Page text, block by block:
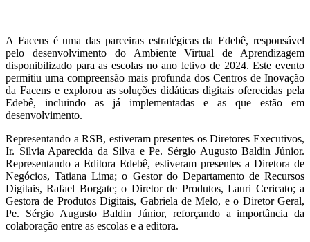
A Facens é uma das parceiras estratégicas da Edebê, responsável
pelo desenvolvimento do Ambiente Virtual de Aprendizagem
disponibilizado para as escolas no ano letivo de 2024. Este evento
permitiu uma compreensão mais profunda dos Centros de Inovação
da Facens e explorou as soluções didáticas digitais oferecidas pela
Edebê, incluindo as já implementadas e as que estão em
desenvolvimento.
Representando a RSB, estiveram presentes os Diretores Executivos,
Ir. Silvia Aparecida da Silva e Pe. Sérgio Augusto Baldin Júnior.
Representando a Editora Edebê, estiveram presentes a Diretora de
Negócios, Tatiana Lima; o Gestor do Departamento de Recursos
Digitais, Rafael Borgate; o Diretor de Produtos, Lauri Cericato; a
Gestora de Produtos Digitais, Gabriela de Melo, e o Diretor Geral,
Pe. Sérgio Augusto Baldin Júnior, reforçando a importância da
colaboração entre as escolas e a editora.